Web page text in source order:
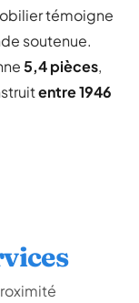
témoigne
soutenue.
5,4 pièces,
entre 1946